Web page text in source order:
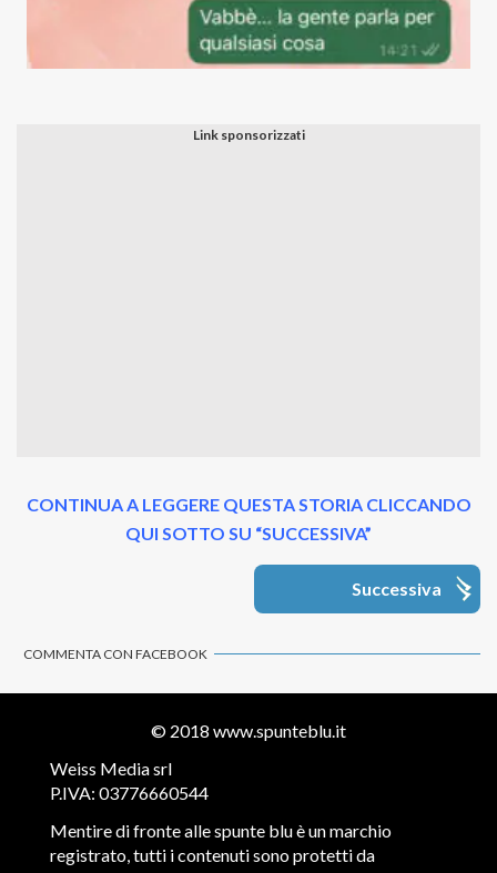
CONTINUA A LEGGERE QUESTA STORIA CLICCANDO
QUI SOTTO SU “SUCCESSIVA”
Successiva
COMMENTA CON FACEBOOK
© 2018 www.spunteblu.it
Weiss Media srl
P.IVA: 03776660544
Mentire di fronte alle spunte blu è un marchio
registrato, tutti i contenuti sono protetti da